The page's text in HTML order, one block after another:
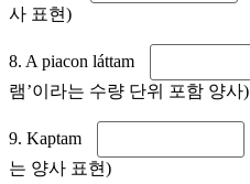
사 표현)
8. A piacon láttam
램’이라는 수량 단위 포함 양사)
9. Kaptam
는 양사 표현)